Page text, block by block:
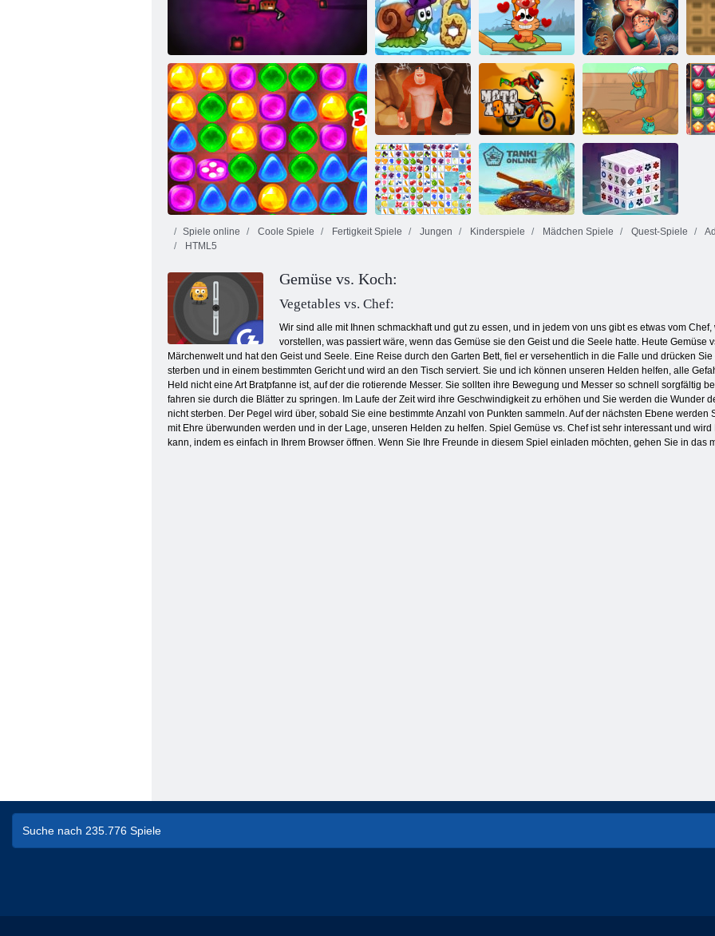
Die Umkehrung
Fox Trails
Großer
Eichenwald
Schnecke Bob 1
Schnecke Bob 6:
Wintergeschichte
Katze auf der
ganzen Welt -
Alpenseen
Zurück zu Candyland 2
Köstliche
Emilys Hopes &
Fears
Yeti -Sensation Moto x3m Winzige Bagger
Spiele online Coole Spiele Fertigkeit Spiele Jungen Kinderspiele Mädchen Spiele Quest-Spiele
HTML5
Gemüse vs. Koch:
Vegetables vs. Chef:
Wir sind alle mit Ihnen schmackhaft und gut zu essen, und in jedem von uns gibt es etwas vom
vorstellen, was passiert wäre, wenn das Gemüse sie den Geist und die Seele hatte. Heute
Märchenwelt und hat den Geist und Seele. Eine Reise durch den Garten Bett, fiel er versehentlich in die Falle und drücken
sterben und in einem bestimmten Gericht und wird an den Tisch serviert. Sie und ich können unseren Helden helfen, alle
Held nicht eine Art Bratpfanne ist, auf der die rotierende Messer. Sie sollten ihre Bewegung und Messer so schnell sorgfältig
fahren sie durch die Blätter zu springen. Im Laufe der Zeit wird ihre Geschwindigkeit zu erhöhen und Sie werden die Wunder
nicht sterben. Der Pegel wird über, sobald Sie eine bestimmte Anzahl von Punkten sammeln. Auf der nächsten Ebene
mit Ehre überwunden werden und in der Lage, unseren Helden zu helfen. Spiel Gemüse vs. Chef ist sehr interessant und
kann, indem es einfach in Ihrem Browser öffnen. Wenn Sie Ihre Freunde in diesem Spiel einladen möchten, gehen Sie in das